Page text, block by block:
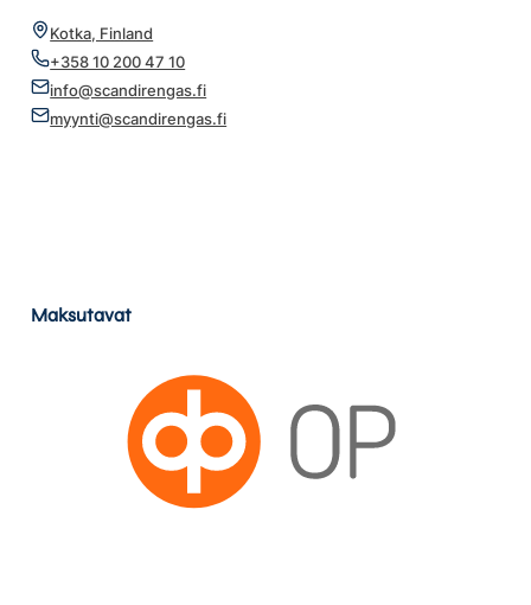
Kotka, Finland
+358 10 200 47 10
info@scandirengas.fi
myynti@scandirengas.fi
Maksutavat